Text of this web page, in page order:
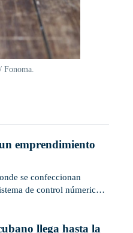
Fonoma.
emprendimiento
se confeccionan
de control númerico
llega hasta la